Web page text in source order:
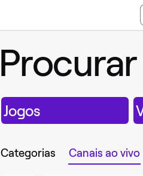
Procurar
Jogos
Categorias Canais ao vivo